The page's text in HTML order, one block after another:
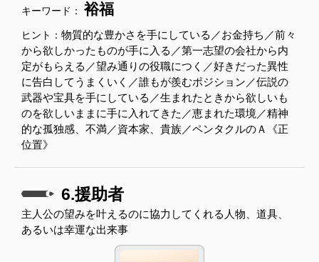
キーワード：裕福
ヒント： 物質的な豊かさを手にしている／お金持ち／前々
から欲しかったものが手に入る／第一志望の会社から内
定がもらえる／望み通りの役職につく／好きだった異性
に告白してうまくいく／誰もが羨むポジション／伝説の
武器や宝具を手にしている／生まれたときから欲しいも
のを欲しいままに手に入れてきた／恵まれた環境／精神
的な孤独感、不満／資本家、貴族／ペンタクルのＡ《正
位置》
6.援助者
主人公の望みを叶えるのに協力してくれる人物、道具、
あるいは幸運な出来事